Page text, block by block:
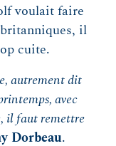
voulait faire
il
cuite.
autrement dit
avec
il faut remettre
Dorbeau.